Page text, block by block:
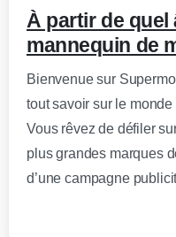
À partir de quel
mannequin de
Bienvenue sur
tout savoir sur le
Vous rêvez de défiler
plus grandes marques
d’une campagne